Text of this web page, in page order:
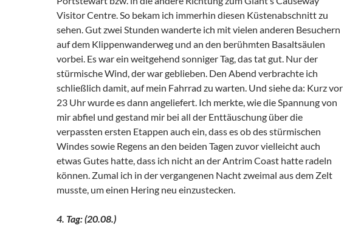
Visitor Centre. So bekam ich immerhin diesen Küstenabschnitt zu
sehen. Gut zwei Stunden wanderte ich mit vielen anderen Besuchern
auf dem Klippenwanderweg und an den berühmten Basaltsäulen
vorbei. Es war ein weitgehend sonniger Tag, das tat gut. Nur der
stürmische Wind, der war geblieben. Den Abend verbrachte ich
schließlich damit, auf mein Fahrrad zu warten. Und siehe da: Kurz vor
23 Uhr wurde es dann angeliefert. Ich merkte, wie die Spannung von
mir abfiel und gestand mir bei all der Enttäuschung über die
verpassten ersten Etappen auch ein, dass es ob des stürmischen
Windes sowie Regens an den beiden Tagen zuvor vielleicht auch
etwas Gutes hatte, dass ich nicht an der Antrim Coast hatte radeln
können. Zumal ich in der vergangenen Nacht zweimal aus dem Zelt
musste, um einen Hering neu einzustecken.
4. Tag: (20.08.)